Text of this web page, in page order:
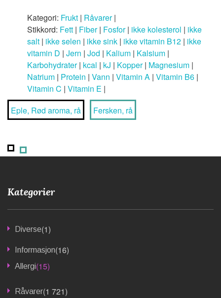
Kategori: Frukt | Råvarer|
Stikkord: Fett | Fiber| Fosfor| ikke kolesterol | ikke
salt | ikke selen | ikke sink | ikke vitamin B12 | ikke
vitamin D | Jern | Jod | Kalium | Kalsium |
Karbohydrater| kcal | kJ | Kopper| Magnesium |
Natrium | Protein | Vann | Vitamin A | Vitamin B6 |
Vitamin C | Vitamin E |
Eple, Rød aroma, rå
Fersken, rå
Kategorier
Diverse(1)
Informasjon(16)
Allergi(15)
Råvarer(1 721)